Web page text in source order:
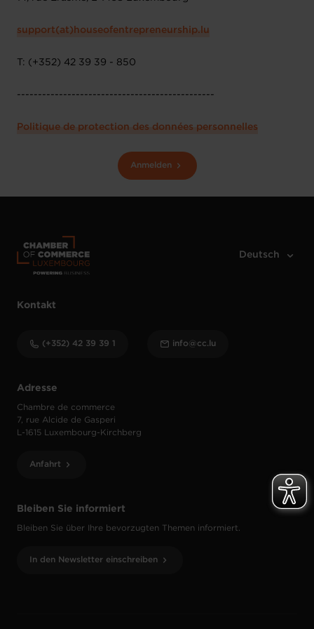
support(at)houseofentrepreneurship.lu
T: (+352) 42 39 39 - 850
-----------------------------------------------
Politique de protection des données personnelles
Anmelden
Bleiben Sie informiert
Bleiben Sie über Ihre bevorzugten Themen informiert.
In den Newsletter einschreiben
Adresse
Chambre de commerce
7, rue Alcide de Gasperi
L-1615 Luxembourg-Kirchberg
Anfahrt
Kontakt
(+352) 42 39 39 1 info@cc.lu